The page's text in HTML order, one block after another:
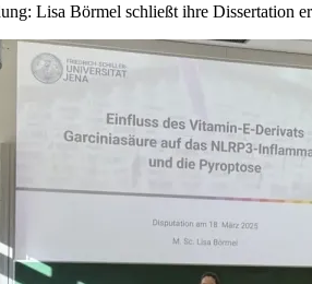
Lisa Börmel schließt ihre Dissertation